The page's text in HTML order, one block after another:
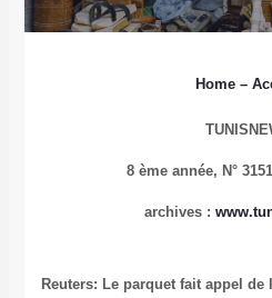
Home–
8 ème année, N°
archives :
Reuters: Le parquet fait appel de